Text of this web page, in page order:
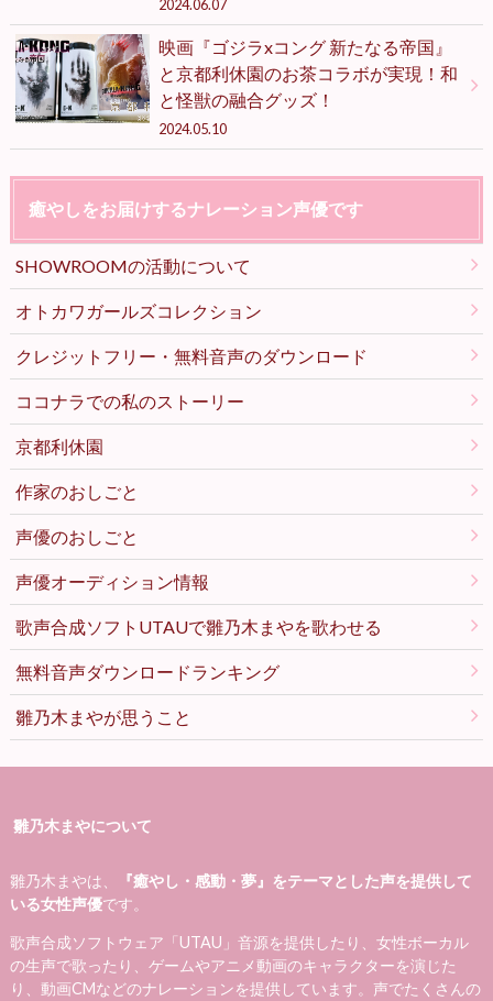
2024.06.07
映画『ゴジラxコング 新たなる帝国』
と京都利休園のお茶コラボが実現！和
と怪獣の融合グッズ！
2024.05.10
癒やしをお届けするナレーション声優です
SHOWROOMの活動について
オトカワガールズコレクション
クレジットフリー・無料音声のダウンロード
ココナラでの私のストーリー
京都利休園
作家のおしごと
声優のおしごと
声優オーディション情報
歌声合成ソフトUTAUで雛乃木まやを歌わせる
無料音声ダウンロードランキング
雛乃木まやが思うこと
雛乃木まやについて
雛乃木まやは、
『癒やし・感動・夢』をテーマとした声を提供して
いる女性声優です。
歌声合成ソフトウェア「UTAU」音源を提供したり、女性ボーカル
の生声で歌ったり、ゲームやアニメ動画のキャラクターを演じた
り、動画CMなどのナレーションを提供しています。声でたくさんの